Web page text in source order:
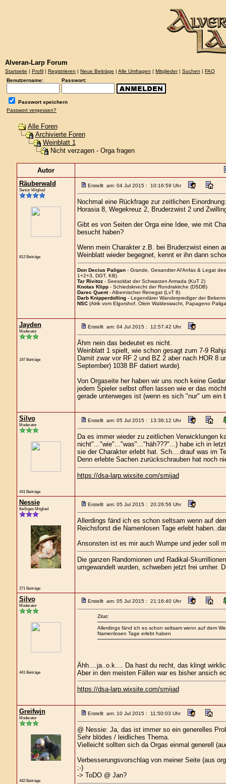
Alveran-Larp Forum
Startseite | Profil | Registrieren | Neue Beiträge | Alle Umfragen | Mitglieder| Suchen | FAQ
Benutzername:
Passwort:
Passwort speichern
Passwort vergessen?
Alle Foren
Archivierte Foren
Weinblatt 1
Nicht verzagen - Orga fragen
Autor
Räuberwald
Senior Mitglied
812 Beiträge
Erstellt am: 04 Jul 2015 : 10:16:59 Uhr
Nochmal eine Rückfrage zur zeitlichen
Horasia 8, Wegekreuz 2, Bruderzwist 2 und
Gibt es von Seiten der Orga eine Idee, wie mit
besucht haben?
Wenn mein Charakter z.B. bei Bruderzwist einen
Weinblatt wieder begegnet, kennt er ihn dann
Don Decius Paligan- Grande, Gesandter Al'Anfas & Legat
1+2+3, DGT, KB)
Tar Rivitoz- Seesoldat der Schwarzen Armada (KuT 2)
Knotas Klipp- Schiedsknecht der Rondrakirche (DSDB)
Darec Quent- Albernischer Renegat (LvT 8)
Darb Knipperdolling- Legendärer Wanderprediger der
NSC(Alrik vom Elgorshof, Olein Waldeswacht, Papageno
Jayden
Moderator
197 Beiträge
Erstellt am: 04 Jul 2015 : 12:57:42 Uhr
Ähm nein das bedeutet es nicht.
Weinblatt 1 spielt, wie schon gesagt zum 7-9
Damit zwar vor RF 2 und BZ 2 aber nach HOR 8
September) 1038 BF datiert wurde).
Von Orgaseite her haben wir uns noch keine
jedem Spieler selbst offen lassen wie er das
gerade unterweges ist (wenn es sich "nur" um ein
Silvo
Moderator
441 Beiträge
Erstellt am: 05 Jul 2015 : 13:36:12 Uhr
Da es immer wieder zu zeitlichen Verwicklungen
nicht"..."wie"..."was"..."häh???"...) habe ich in
sie der Charakter erlebt hat. Sch....drauf was im
Denn erlebte Sachen zurückschrauben hat noch
https://dsa-larp.wixsite.com/smijad
Nessie
fleißiges Mitglied
271 Beiträge
Erstellt am: 05 Jul 2015 : 20:26:56 Uhr
Allerdings fänd ich es schon seltsam wenn auf
Reichsforst die Namenlosen Tage erlebt
Ansonsten ist es mir auch Wumpe und jeder soll
Die ganzen Randomionen und Radikal-
umgewandelt wurden, schweben jetzt frei umher.
Silvo
Moderator
441 Beiträge
Erstellt am: 05 Jul 2015 : 21:16:40 Uhr
Zitat:
Allerdings fänd ich es schon seltsam wenn auf dem
Namenlosen Tage erlebt haben
Ähh....ja..o.k.... Da hast du recht, das klingt
Aber in den meisten Fällen war es bisher ansich
https://dsa-larp.wixsite.com/smijad
Greifwjn
Moderator
442 Beiträge
Erstellt am: 10 Jul 2015 : 11:50:03 Uhr
@ Nessie: Ja, das ist immer so ein generelles
Sehr blödes / leidliches Thema.
Vielleicht sollten sich da Orgas einmal generell
Verbesserungsvorschlag von meiner Seite (aus
;-)
-> ToDO @ Jan?